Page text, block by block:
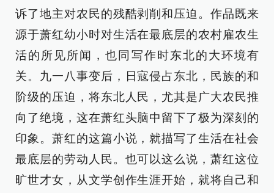
诉了地主对农民的残酷剥削和压迫。作品既来
源于萧红幼小时对生活在最底层的农村雇农生
活的所见所闻，也同写作时东北的大环境有
关。九一八事变后，日寇侵占东北，民族的和
阶级的压迫，将东北人民，尤其是广大农民推
向了绝境，这在萧红头脑中留下了极为深刻的
印象。萧红的这篇小说，就描写了生活在社会
最底层的劳动人民。也可以这么说，萧红这位
旷世才女，从文学创作生涯开始，就将自己和